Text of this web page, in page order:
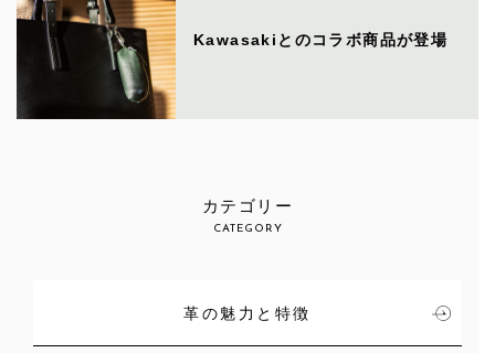
Kawasakiとのコラボ商品が登場
カテゴリー
CATEGORY
革の魅力と特徴